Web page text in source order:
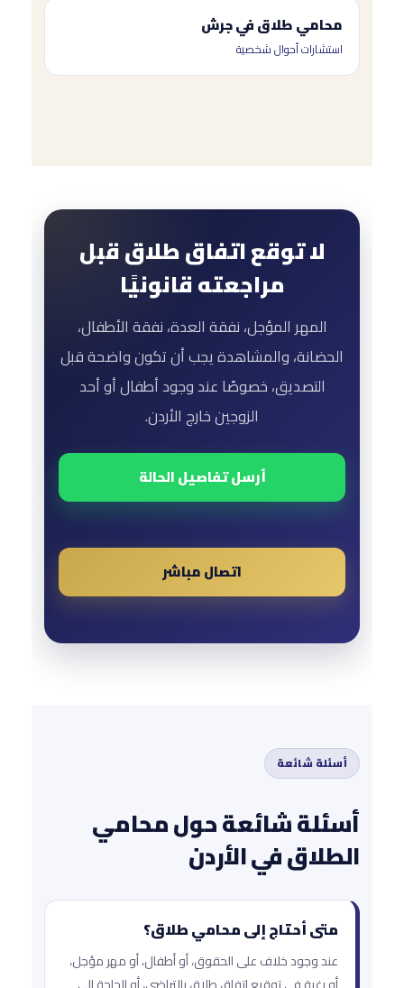
محامي طلاق في جرش
استشارات أحوال شخصية
لا توقع اتفاق طلاق قبل
مراجعته قانونيًا
المهر المؤجل، نفقة العدة، نفقة الأطفال،
الحضانة، والمشاهدة يجب أن تكون واضحة قبل
التصديق، خصوصًا عند وجود أطفال أو أحد
الزوجين خارج الأردن.
أرسل تفاصيل الحالة
اتصال مباشر
أسئلة شائعة
أسئلة شائعة حول محامي
الطلاق في الأردن
متى أحتاج إلى محامي طلاق؟
عند وجود خلاف على الحقوق، أو أطفال، أو مهر مؤجل،